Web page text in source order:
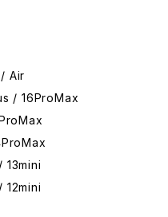
Air
/ 16ProMax
13mini
12mini